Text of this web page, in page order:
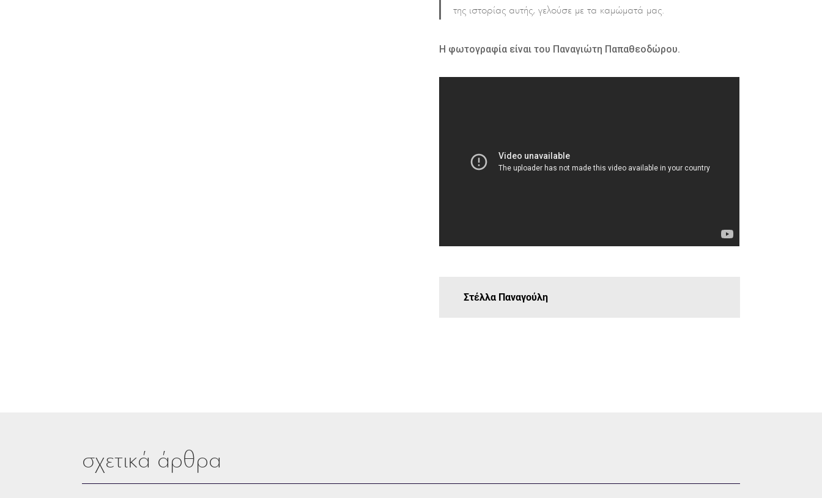
της ιστορίας αυτής, γελούσε με τα καμώματά μας.
Η φωτογραφία είναι του Παναγιώτη Παπαθεοδώρου.
Στέλλα Παναγούλη
σχετικά άρθρα